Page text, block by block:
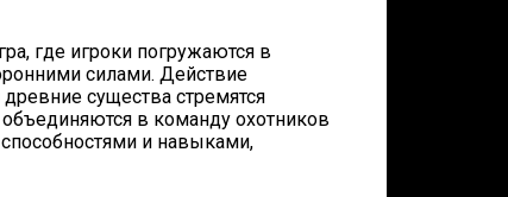
где игроки погружаются в
силами. Действие
существа стремятся
в команду охотников
и навыками,